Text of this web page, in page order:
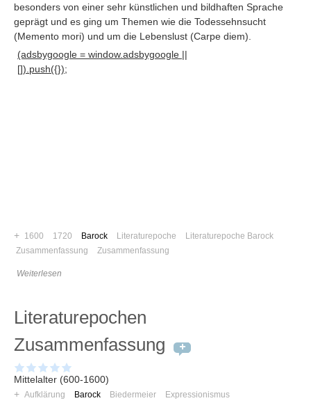
Foren
Suchen
Kontaktieren
Letzte Beiträge
Aktive Forenbeiträge
Dies ist das Forum um neue Funktionen und Information zu Wünschen
Regeln (Bitte vor dem posten lesen)
Regeln (Bitte vor dem posten lesen)
besonders von einer sehr künstlichen und bildhaften Sprache
geprägt und es ging um Themen wie die Todessehnsucht
(Memento mori) und um die Lebenslust (Carpe diem)
(adsbygoogle = window.adsbygoogle ||
[]).push({});
+ 1600 1720 Barock Literaturepoche
Literaturepoche Barock
Zusammenfassung
Zusammenfassung
Weiterlesen
Literaturepochen
Zusammenfassung
Mittelalter (600-1600)
+ Aufklärung Barock Biedermeier
Expressionismus